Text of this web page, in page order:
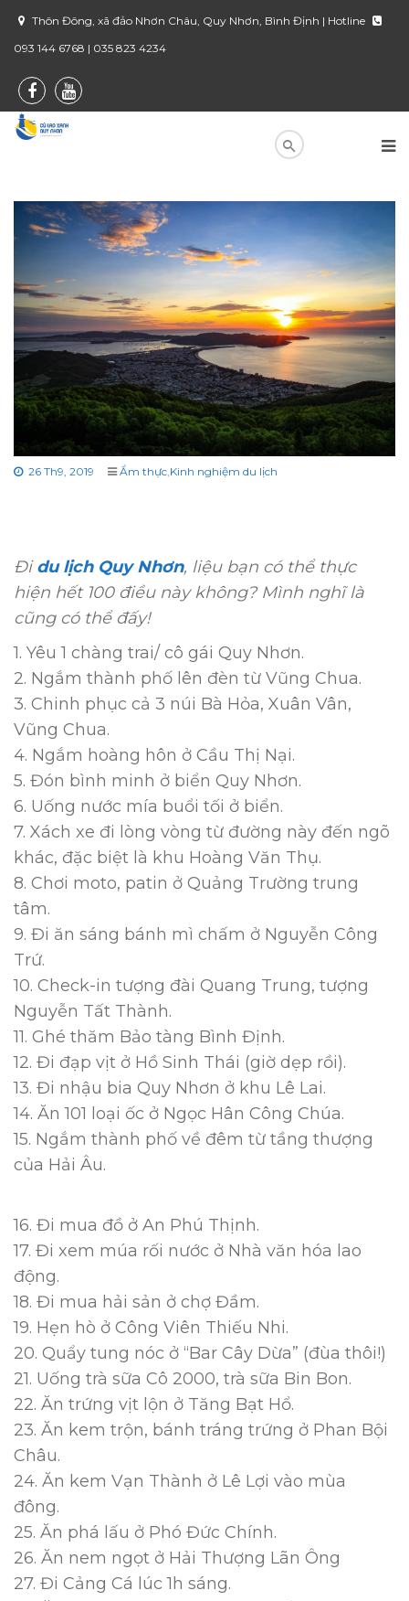
Thôn Đông, xã đảo Nhơn Châu, Quy Nhơn, Bình Định | Hotline
093 144 6768 | 035 823 4234
26 Th9, 2019 Ẩm thực Kinh nghiệm du lịch
Đidu lịch Quy Nhơn, liệu bạn có thể thực
hiện hết 100 điều này không? Mình nghĩ là
cũng có thể đấy!
1. Yêu 1 chàng trai/ cô gái Quy Nhơn.
2. Ngắm thành phố lên đèn từ Vũng Chua.
3. Chinh phục cả 3 núi Bà Hỏa, Xuân Vân,
Vũng Chua.
4. Ngắm hoàng hôn ở Cầu Thị Nại.
5. Đón bình minh ở biển Quy Nhơn.
6. Uống nước mía buổi tối ở biển.
7. Xách xe đi lòng vòng từ đường này đến ngõ
khác, đặc biệt là khu Hoàng Văn Thụ.
8. Chơi moto, patin ở Quảng Trường trung
tâm.
9. Đi ăn sáng bánh mì chấm ở Nguyễn Công
Trứ.
10. Check-in tượng đài Quang Trung, tượng
Nguyễn Tất Thành.
11. Ghé thăm Bảo tàng Bình Định.
12. Đi đạp vịt ở Hồ Sinh Thái (giờ dẹp rồi).
13. Đi nhậu bia Quy Nhơn ở khu Lê Lai.
14. Ăn 101 loại ốc ở Ngọc Hân Công Chúa.
15. Ngắm thành phố về đêm từ tầng thượng
của Hải Âu.
16. Đi mua đồ ở An Phú Thịnh.
17. Đi xem múa rối nước ở Nhà văn hóa lao
động.
18. Đi mua hải sản ở chợ Đầm.
19. Hẹn hò ở Công Viên Thiếu Nhi.
20. Quẩy tung nóc ở “Bar Cây Dừa” (đùa thôi!)
21. Uống trà sữa Cô 2000, trà sữa Bin Bon.
22. Ăn trứng vịt lộn ở Tăng Bạt Hổ.
23. Ăn kem trộn, bánh tráng trứng ở Phan Bội
Châu.
24. Ăn kem Vạn Thành ở Lê Lợi vào mùa
đông.
25. Ăn phá lấu ở Phó Đức Chính.
26. Ăn nem ngọt ở Hải Thượng Lãn Ông
27. Đi Cảng Cá lúc 1h sáng.